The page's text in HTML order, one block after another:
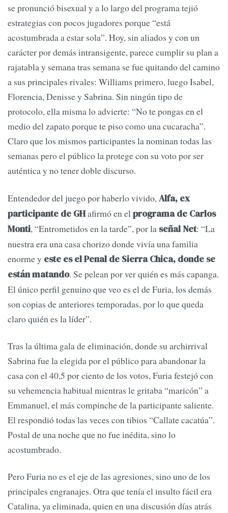
se pronunció bisexual y a lo largo del programa tejió
estrategias con pocos jugadores porque “está
acostumbrada a estar sola”. Hoy, sin aliados y con un
carácter por demás intransigente, parece cumplir su plan a
rajatabla y semana tras semana se fue quitando del camino
a sus principales rivales: Williams primero, luego Isabel,
Florencia, Denisse y Sabrina. Sin ningún tipo de
protocolo, ella misma lo advierte: “No te pongas en el
medio del zapato porque te piso como una cucaracha”.
Claro que los mismos participantes la nominan todas las
semanas pero el público la protege con su voto por ser
auténtica y no tener doble discurso.
Entendedor del juego por haberlo vivido,Alfa, ex
participante de GHafirmó en elprograma de Carlos
Monti, “Entrometidos en la tarde”, por la señal Net: “La
nuestra era una casa chorizo donde vivía una familia
enorme y este es el Penal de Sierra Chica, donde se
están matando. Se pelean por ver quién es más capanga.
El único perfil genuino que veo es el de Furia, los demás
son copias de anteriores temporadas, por lo que queda
claro quién es la líder”.
Tras la última gala de eliminación, donde su archirrival
Sabrina fue la elegida por el público para abandonar la
casa con el 40,5 por ciento de los votos, Furia festejó con
su vehemencia habitual mientras le gritaba “maricón” a
Emmanuel, el más compinche de la participante saliente.
El respondió todas las veces con tibios “Callate cacatúa”.
Postal de una noche que no fue inédita, sino lo
acostumbrado.
Pero Furia no es el eje de las agresiones, sino uno de los
principales engranajes. Otra que tenía el insulto fácil era
Catalina, ya eliminada, quien en una discusión días atrás